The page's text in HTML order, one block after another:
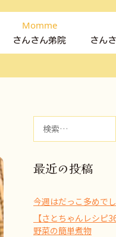
Momme
さんさん弟院 さん
最近の投稿
今週はだっこ多めで
【さとちゃんレシピ
野菜の簡単煮物